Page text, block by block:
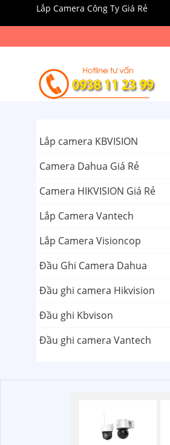
Lắp Camera Công Ty Giá Rẻ
Lắp camera KBVISION
Camera Dahua Giá Rẻ
Camera HIKVISION Giá Rẻ
Lắp Camera Vantech
Lắp Camera Visioncop
Đầu Ghi Camera Dahua
Đầu ghi camera Hikvision
Đầu ghi Kbvison
Đầu ghi camera Vantech